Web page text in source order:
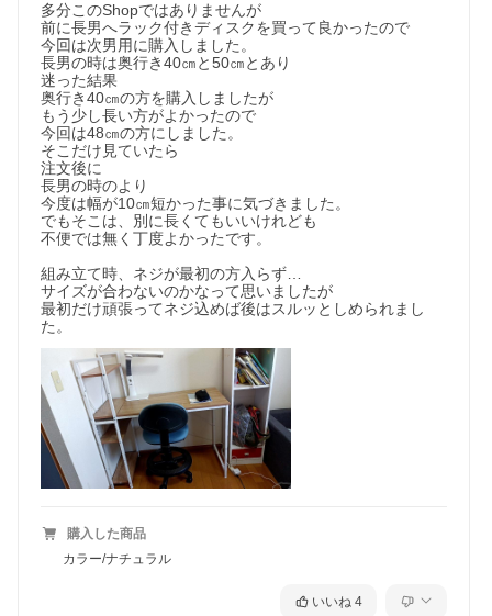
多分このShopではありませんが
前に長男へラック付きディスクを買って良かったので
今回は次男用に購入しました。
長男の時は奥行き40㎝と50㎝とあり
迷った結果
奥行き40㎝の方を購入しましたが
もう少し長い方がよかったので
今回は48㎝の方にしました。
そこだけ見ていたら
注文後に
長男の時のより
今度は幅が10㎝短かった事に気づきました。
でもそこは、別に長くてもいいけれども
不便では無く丁度よかったです。
組み立て時、ネジが最初の方入らず…
サイズが合わないのかなって思いましたが
最初だけ頑張ってネジ込めば後はスルッとしめられまし
購入した商品
カラー/ナチュラル
いいね 4